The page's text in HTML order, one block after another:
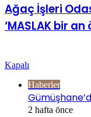
Ağaç İşleri
‘MASLAK bir
Kapalı
Haberler
2 hafta önce